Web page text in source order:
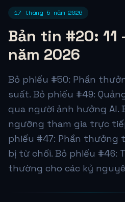
17 tháng 5 năm 2026
Bản tin #20: 11
năm 2026
Bỏ phiếu #50: Phần
suất. Bỏ phiếu #49:
qua người ảnh hưởng AI.
ngưỡng tham gia trực
phiếu #47: Phần thưởng
bị từ chối. Bỏ phiếu #46:
thường cho các kỷ